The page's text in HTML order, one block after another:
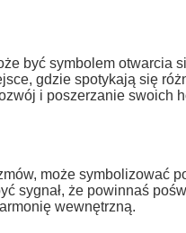
być symbolem otwarcia
gdzie spotykają się
i poszerzanie swoich
może symbolizować
sygnał, że powinnaś
wewnętrzną.